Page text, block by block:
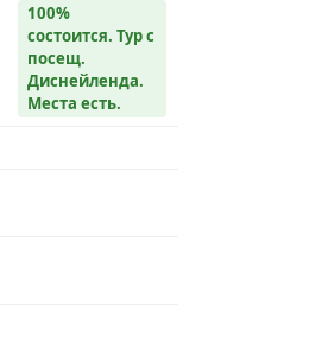
100%
состоится. Тур с
посещ.
Диснейленда.
Места есть.